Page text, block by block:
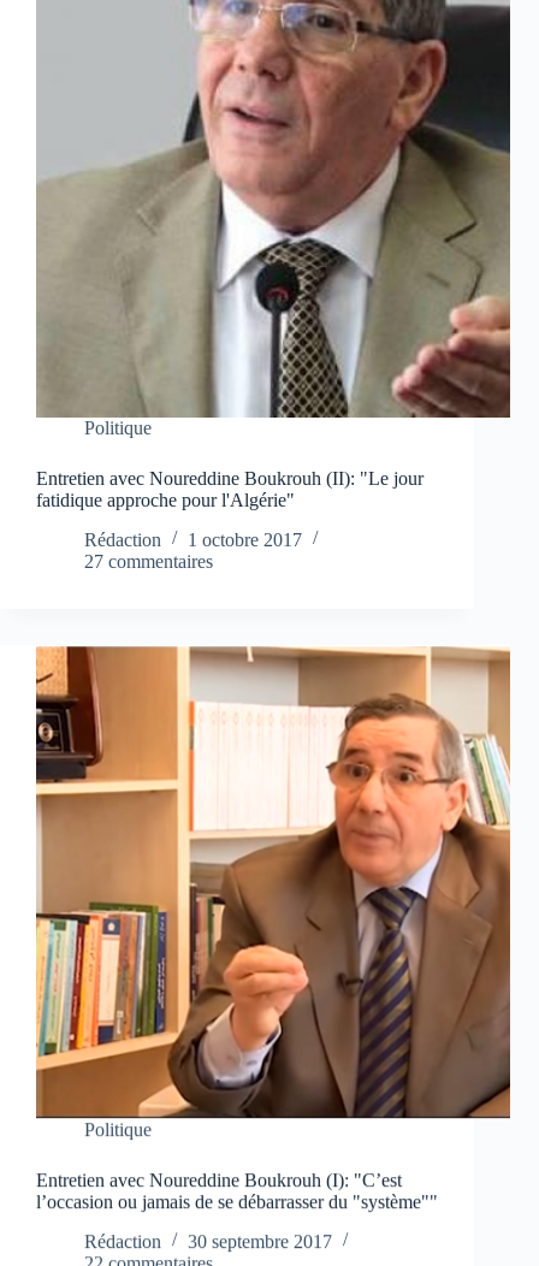
Politique
Entretien avec Noureddine Boukrouh (II): "Le jour
fatidique approche pour l'Algérie"
Rédaction
1 octobre 2017
27 commentaires
Politique
Entretien avec Noureddine Boukrouh (I): "C’est
l’occasion ou jamais de se débarrasser du "système""
Rédaction
30 septembre 2017